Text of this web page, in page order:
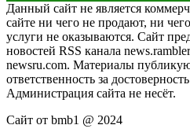
Данный сайт не является
сайте ни чего не продают, ни
услуги не оказываются. Сайт
новостей RSS канала
newsru.com. Материалы
ответственность за
Администрация сайта не несёт.
Сайт от bmb1 @ 2024